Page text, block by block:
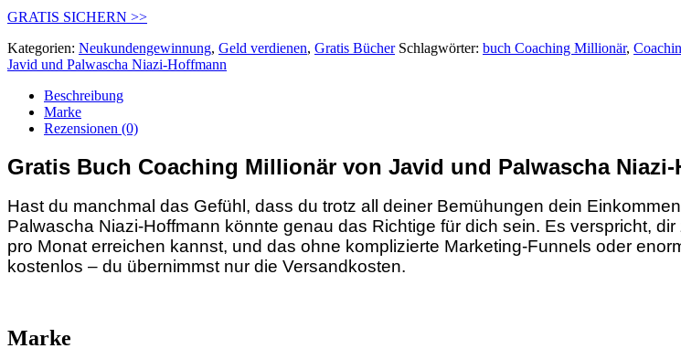
war:
ist:
GRATIS SICHERN >>
Kategorien: Neukundengewinnung, Geld verdienen, Gratis Bücher Schlagwörter: buch Coaching Millionär,
Javid und Palwascha Niazi-Hoffmann
Beschreibung
Marke
Rezensionen (0)
Gratis Buch Coaching Millionär von Javid und Palwascha Niazi-
Hast du manchmal das Gefühl, dass du trotz all deiner Bemühungen dein
Palwascha Niazi-Hoffmann könnte genau das Richtige für dich sein. Es verspricht,
pro Monat erreichen kannst, und das ohne komplizierte Marketing-Funnels oder
kostenlos – du übernimmst nur die Versandkosten.
Marke